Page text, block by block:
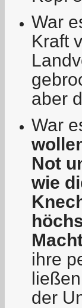
War
Kraft
aber
War
Not
wie
ihre
der